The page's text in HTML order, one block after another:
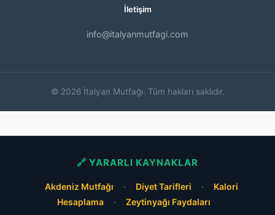
İletişim
info@italyanmutfagi.com
© 2026 İtalyan Mutfağı. Tüm hakları saklıdır.
🔗 YARARLI KAYNAKLAR
Akdeniz Mutfağı · Diyet Tarifleri ·
Kalori
Hesaplama
· Zeytinyağı Faydaları